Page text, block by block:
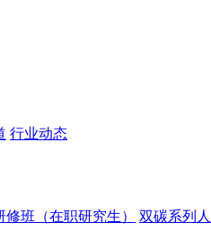
行业动态
修班（在职研究生） 双碳系列